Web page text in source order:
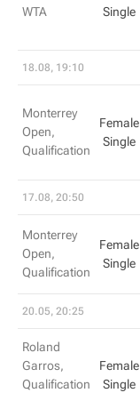
WTA
Single
18.08, 19:10
Monterrey
Open,
Qualification
Female
Single
17.08, 20:50
Monterrey
Open,
Qualification
Female
Single
20.05, 20:25
Roland
Garros,
Qualification
Female
Single